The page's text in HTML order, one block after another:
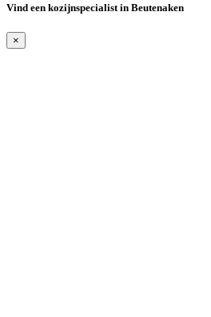
Vind een kozijnspecialist in Beutenaken
×